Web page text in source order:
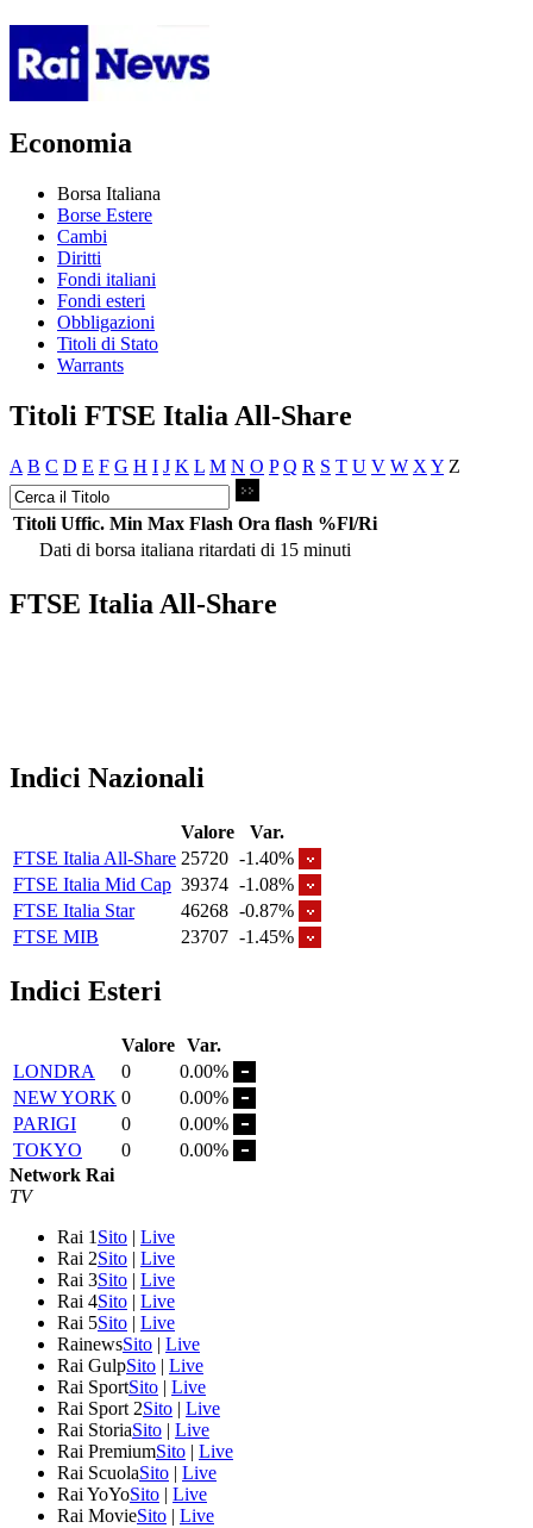
Economia
Borsa Italiana
Borse Estere
Cambi
Diritti
Fondi italiani
Fondi esteri
Obbligazioni
Titoli di Stato
Warrants
Titoli FTSE Italia All-Share
A B C D E F G H I J K L M N O P Q R S T U V W X Y Z
Titoli Uffic. Min Max Flash Ora flash %Fl/Ri
Dati di borsa italiana ritardati di 15 minuti
FTSE Italia All-Share
Indici Nazionali
Valore
Var.
FTSE Italia All-Share 25720 -1.40%
FTSE Italia Mid Cap 39374 -1.08%
FTSE Italia Star
46268 -0.87%
FTSE MIB
23707 -1.45%
Indici Esteri
Valore Var.
LONDRA
0
0.00%
NEW YORK 0
0.00%
PARIGI
0
0.00%
TOKYO
0
0.00%
Network Rai
TV
Rai 1 Sito | Live
Rai 2Sito | Live
Rai 3Sito | Live
Rai 4Sito | Live
Rai 5Sito | Live
RainewsSito | Live
Rai GulpSito | Live
Rai SportSito | Live
Rai Sport 2Sito | Live
Rai StoriaSito | Live
Rai PremiumSito | Live
Rai ScuolaSito | Live
Rai YoYoSito | Live
Rai MovieSito | Live